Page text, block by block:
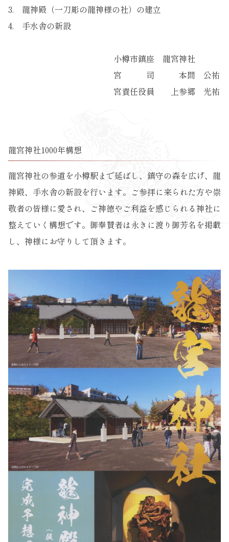
龍神殿（一刀彫の龍神様の社）の建立
手水舎の新設
小樽市鎮座 龍宮神社
宮 司 本間 公祐
宮責任役員 上参郷 光祐
龍宮神社1000年構想
龍宮神社の参道を小樽駅まで延ばし、鎮守の森を広げ、龍
神殿、手水舎の新設を行います。ご参拝に来られた方や崇
敬者の皆様に愛され、ご神徳やご利益を感じられる神社に
整えていく構想です。御奉賛者は永きに渡り御芳名を掲載
し、神様にお守りして頂きます。